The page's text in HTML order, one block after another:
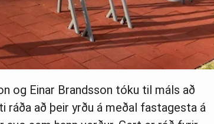
og Einar Brandsson tóku til máls að
að þeir yrðu á meðal fastagesta á